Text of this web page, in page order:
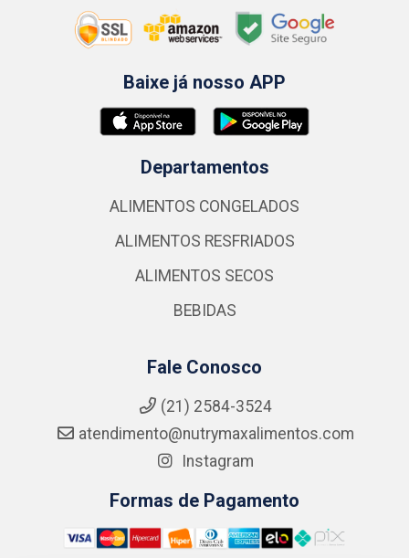
Baixe já nosso APP
Departamentos
ALIMENTOS CONGELADOS
ALIMENTOS RESFRIADOS
ALIMENTOS SECOS
BEBIDAS
Fale Conosco
(21) 2584-3524
atendimento@nutrymaxalimentos.com
Instagram
Formas de Pagamento